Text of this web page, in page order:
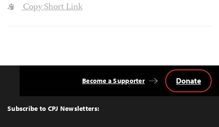
Copy Short Link
Top
Subscribe to CPJ Newsletters:
Become a Supporter Donate